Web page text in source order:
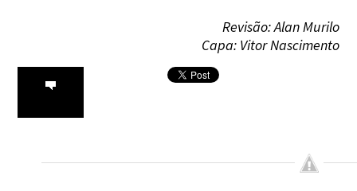
Revisão: Alan Murilo
Capa: Vitor Nascimento